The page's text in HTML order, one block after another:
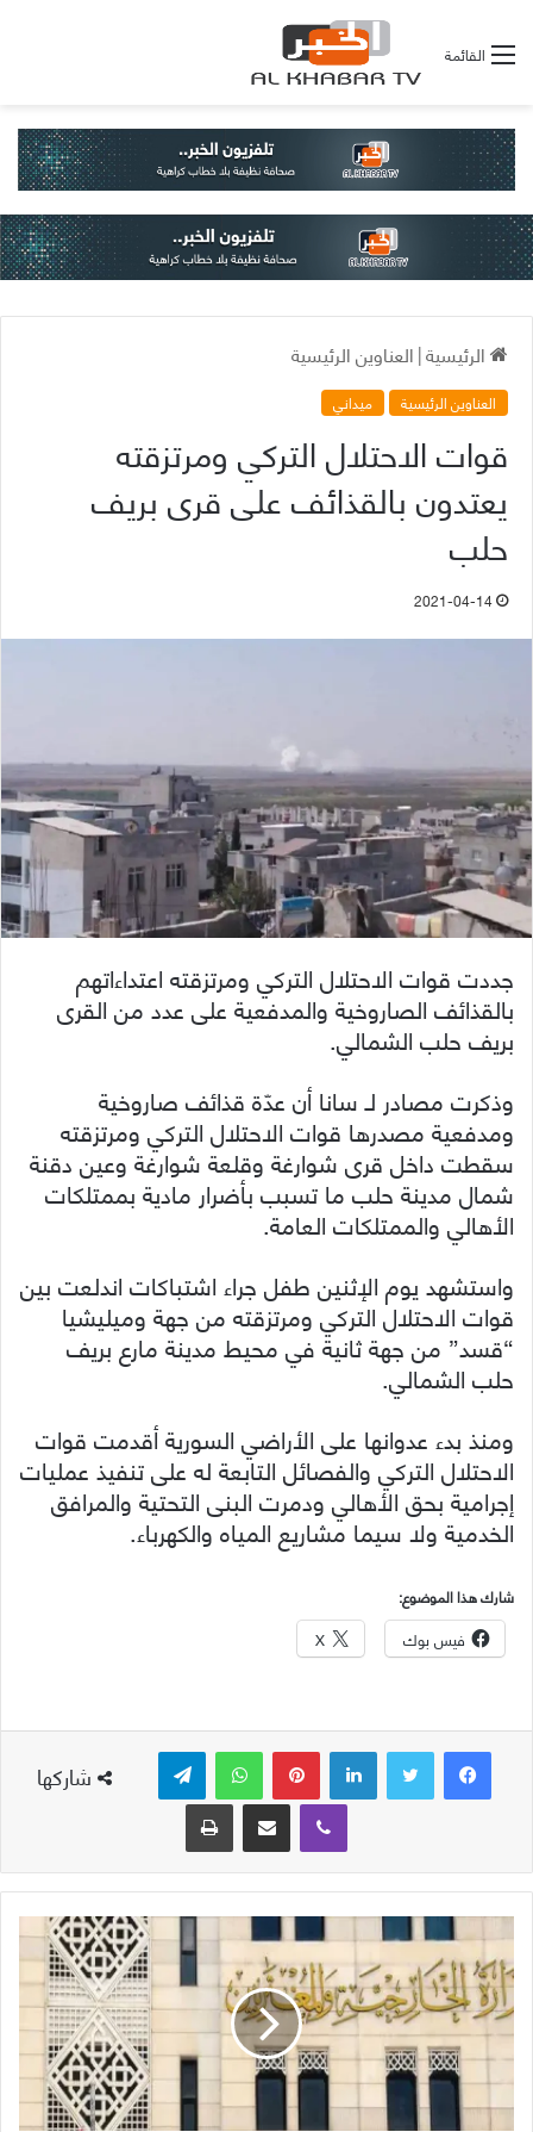
القائمة
الرئيسية|العناوين الرئيسية
العناوين الرئيسية ميداني
قوات الاحتلال التركي ومرتزقته
يعتدون بالقذائف على قرى بريف
حلب
2021-04-14
جددت قوات الاحتلال التركي ومرتزقته اعتداءاتهم
بالقذائف الصاروخية والمدفعية على عدد من القرى
بريف حلب الشمالي.
وذكرت مصادر لـ سانا أن عدّة قذائف صاروخية
ومدفعية مصدرها قوات الاحتلال التركي ومرتزقته
سقطت داخل قرى شوارغة وقلعة شوارغة وعين دقنة
شمال مدينة حلب ما تسبب بأضرار مادية بممتلكات
الأهالي والممتلكات العامة.
واستشهد يوم الإثنين طفل جراء اشتباكات اندلعت بين
قوات الاحتلال التركي ومرتزقته من جهة وميليشيا
“قسد” من جهة ثانية في محيط مدينة مارع بريف
حلب الشمالي.
ومنذ بدء عدوانها على الأراضي السورية أقدمت قوات
الاحتلال التركي والفصائل التابعة له على تنفيذ عمليات
إجرامية بحق الأهالي ودمرت البنى التحتية والمرافق
الخدمية ولا سيما مشاريع المياه والكهرباء.
شارك هذا الموضوع:
فيس بوك X
شاركها
لينكدإن بينتيريست واتساب
ڤايبر
مشاركة عبر البريد طباعة